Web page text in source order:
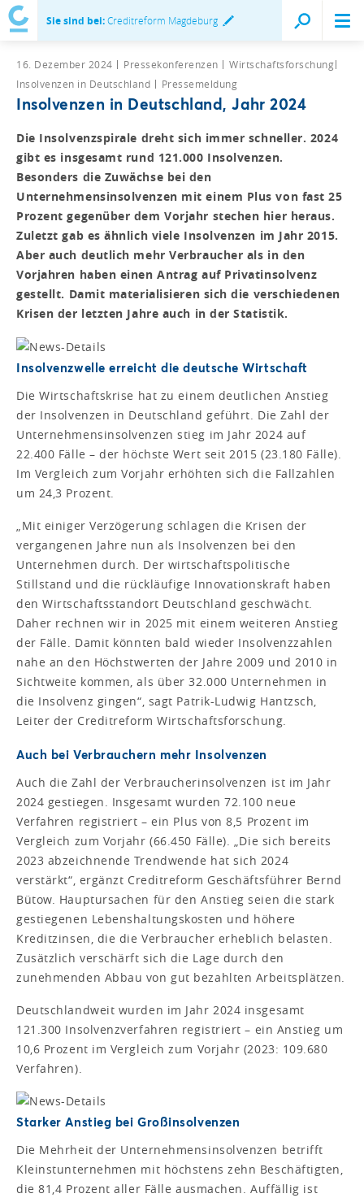
Sie sind bei:Creditreform Magdeburg
16. Dezember 2024 Pressekonferenzen
Wirtschaftsforschung
Insolvenzen in Deutschland
Pressemeldung
Insolvenzen in Deutschland, Jahr 2024
Die Insolvenzspirale dreht sich immer schneller. 2024
gibt es insgesamt rund 121.000 Insolvenzen.
Besonders die Zuwächse bei den
Unternehmensinsolvenzen mit einem Plus von fast 25
Prozent gegenüber dem Vorjahr stechen hier heraus.
Zuletzt gab es ähnlich viele Insolvenzen im Jahr 2015.
Aber auch deutlich mehr Verbraucher als in den
Vorjahren haben einen Antrag auf Privatinsolvenz
gestellt. Damit materialisieren sich die verschiedenen
Krisen der letzten Jahre auch in der Statistik.
Insolvenzwelle erreicht die deutsche Wirtschaft
Die Wirtschaftskrise hat zu einem deutlichen Anstieg
der Insolvenzen in Deutschland geführt. Die Zahl der
Unternehmensinsolvenzen stieg im Jahr 2024 auf
22.400 Fälle – der höchste Wert seit 2015 (23.180 Fälle).
Im Vergleich zum Vorjahr erhöhten sich die Fallzahlen
um 24,3 Prozent.
„Mit einiger Verzögerung schlagen die Krisen der
vergangenen Jahre nun als Insolvenzen bei den
Unternehmen durch. Der wirtschaftspolitische
Stillstand und die rückläufige Innovationskraft haben
den Wirtschaftsstandort Deutschland geschwächt.
Daher rechnen wir in 2025 mit einem weiteren Anstieg
der Fälle. Damit könnten bald wieder Insolvenzzahlen
nahe an den Höchstwerten der Jahre 2009 und 2010 in
Sichtweite kommen, als über 32.000 Unternehmen in
die Insolvenz gingen“, sagt Patrik-Ludwig Hantzsch,
Leiter der Creditreform Wirtschaftsforschung.
Auch bei Verbrauchern mehr Insolvenzen
Auch die Zahl der Verbraucherinsolvenzen ist im Jahr
2024 gestiegen. Insgesamt wurden 72.100 neue
Verfahren registriert – ein Plus von 8,5 Prozent im
Vergleich zum Vorjahr (66.450 Fälle). „Die sich bereits
2023 abzeichnende Trendwende hat sich 2024
verstärkt“, ergänzt Creditreform Geschäftsführer Bernd
Bütow. Hauptursachen für den Anstieg seien die stark
gestiegenen Lebenshaltungskosten und höhere
Kreditzinsen, die die Verbraucher erheblich belasten.
Zusätzlich verschärft sich die Lage durch den
zunehmenden Abbau von gut bezahlten Arbeitsplätzen.
Deutschlandweit wurden im Jahr 2024 insgesamt
121.300 Insolvenzverfahren registriert – ein Anstieg um
10,6 Prozent im Vergleich zum Vorjahr (2023: 109.680
Verfahren).
Starker Anstieg bei Großinsolvenzen
Die Mehrheit der Unternehmensinsolvenzen betrifft
Kleinstunternehmen mit höchstens zehn Beschäftigten,
die 81,4 Prozent aller Fälle ausmachen. Auffällig ist